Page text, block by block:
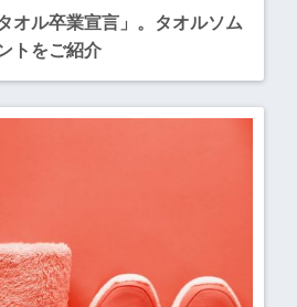
オル卒業宣言」。タオルソム
トをご紹介